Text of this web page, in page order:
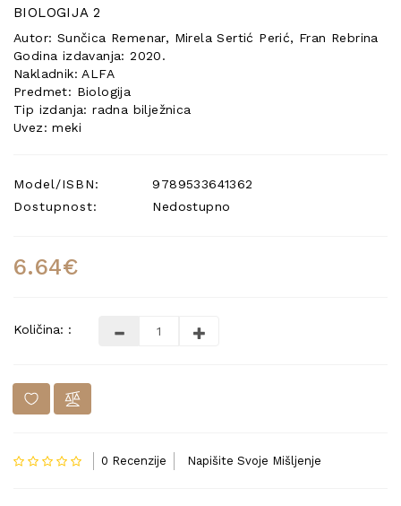
BIOLOGIJA 2
Autor: Sunčica Remenar, Mirela Sertić Perić, Fran Rebrina
Godina izdavanja: 2020.
Nakladnik: ALFA
Predmet: Biologija
Tip izdanja: radna bilježnica
Uvez: meki
Model/ISBN:
9789533641362
Dostupnost:
Nedostupno
6.64€
Količina: :
0 Recenzije Napišite Svoje Mišljenje